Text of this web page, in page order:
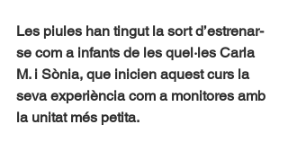
Les piules han tingut la sort d’estrenar-
se com a infants de les quel·les Carla
M. i Sònia, que inicien aquest curs la
seva experiència com a monitores amb
la unitat més petita.